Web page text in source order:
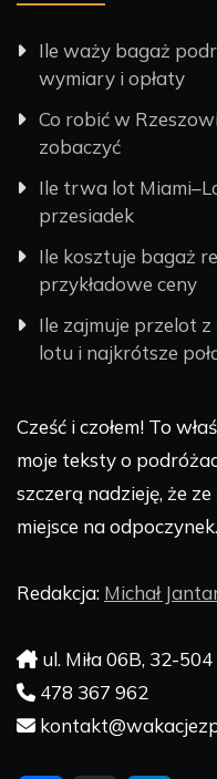
Ile waży bagaż
wymiary i opłaty
Co robić w
zobaczyć
Ile trwa lot
przesiadek
Ile kosztuje bagaż
przykładowe ceny
Ile zajmuje przelot
lotu i najkrótsze
Cześć i czołem! To
moje teksty o
szczerą nadzieję, że
miejsce na odpoczynek.
Redakcja: Michał
ul. Miła 06B, 32-
478 367 962